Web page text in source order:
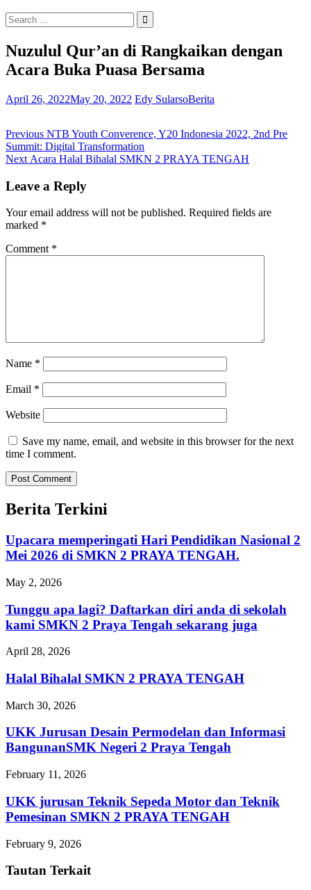
Search
for:
Nuzulul Qur’an di Rangkaikan dengan
Acara Buka Puasa Bersama
April 26, 2022May 20, 2022 Edy SularsoBerita
Post
navigation
Previous Previous
post:
NTB Youth Converence, Y20 Indonesia 2022, 2nd Pre
Summit: Digital Transformation
Next Next
Acara Halal Bihalal SMKN 2 PRAYA TENGAH
Leave a Reply
Your email address will not be published. Required fields are
marked *
Comment *
Name *
Email *
Website
Save my name, email, and website in this browser for the next
time I comment.
Berita Terkini
Upacara memperingati Hari Pendidikan Nasional 2
Mei 2026 di SMKN 2 PRAYA TENGAH.
May 2, 2026
Tunggu apa lagi? Daftarkan diri anda di sekolah
kami SMKN 2 Praya Tengah sekarang juga
April 28, 2026
Halal Bihalal SMKN 2 PRAYA TENGAH
March 30, 2026
UKK Jurusan Desain Permodelan dan Informasi
BangunanSMK Negeri 2 Praya Tengah
February 11, 2026
UKK jurusan Teknik Sepeda Motor dan Teknik
Pemesinan SMKN 2 PRAYA TENGAH
February 9, 2026
Tautan Terkait